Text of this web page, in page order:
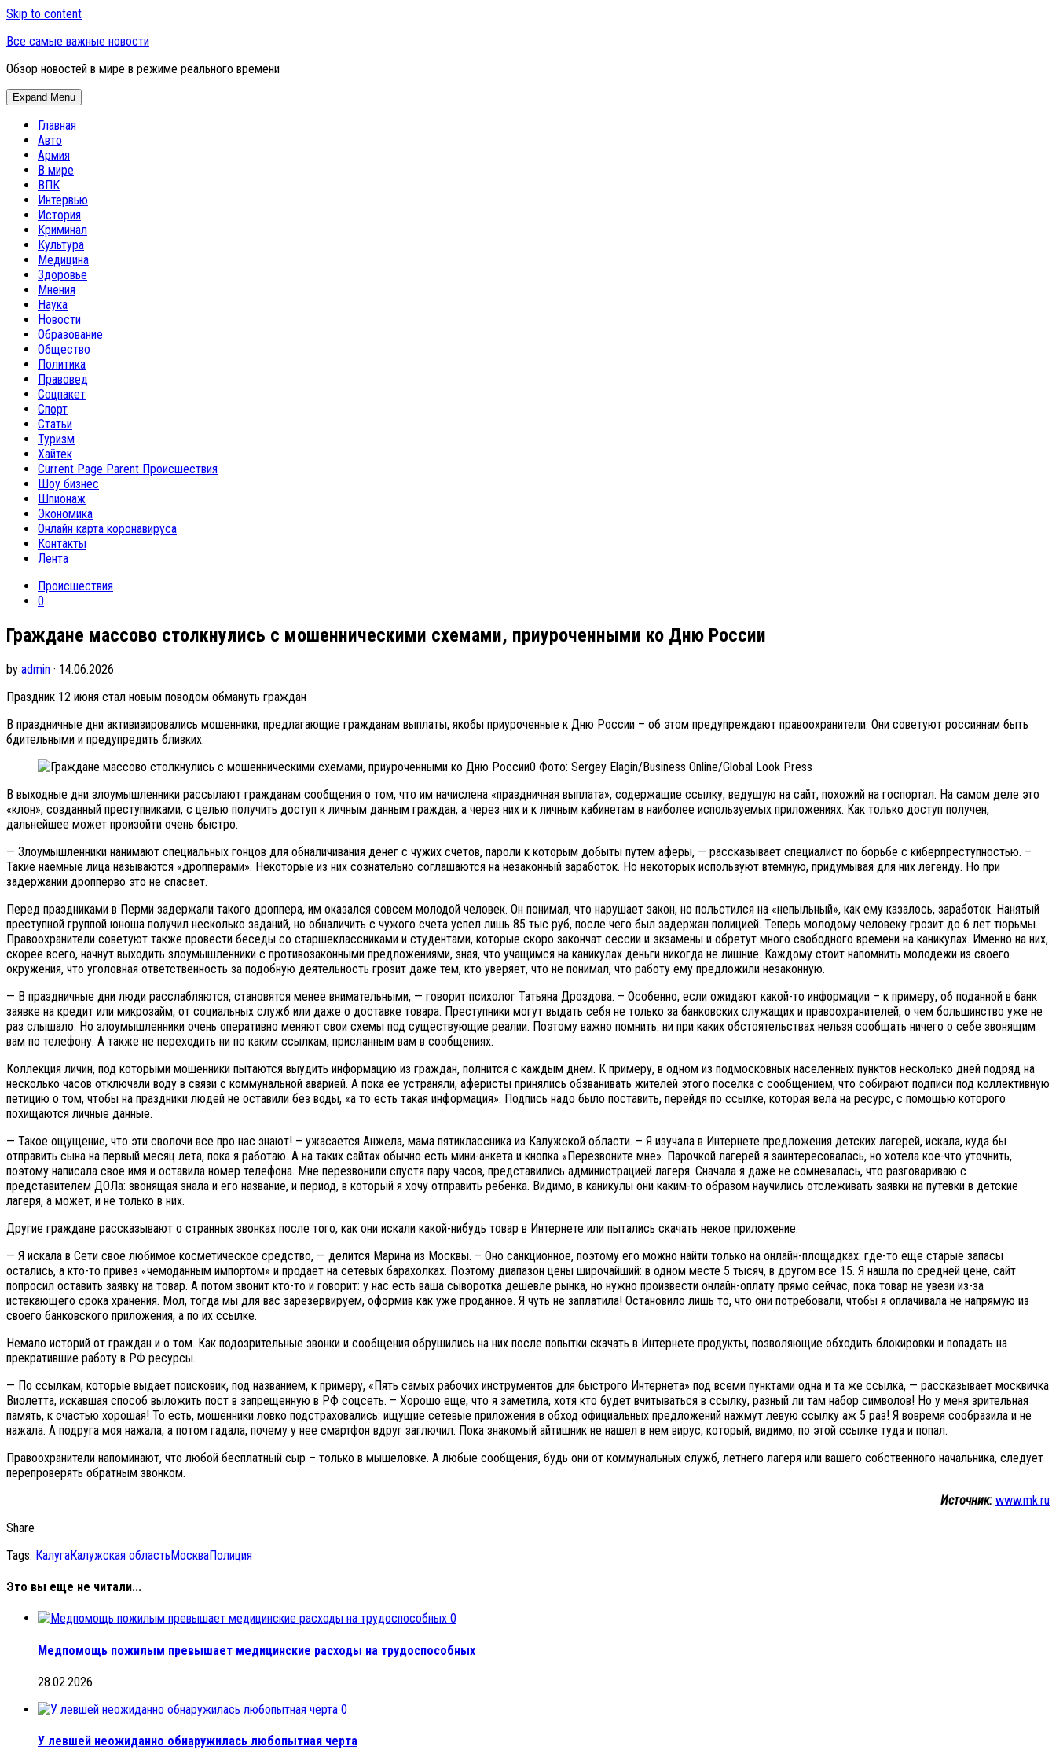
Skip to content
Все самые важные новости
Обзор новостей в мире в режиме реального времени
Expand Menu
Главная
Авто
Армия
В мире
ВПК
Интервью
История
Криминал
Культура
Медицина
Здоровье
Мнения
Наука
Новости
Образование
Общество
Политика
Правовед
Соцпакет
Спорт
Статьи
Туризм
Хайтек
Current Page Parent Происшествия
Шоу бизнес
Шпионаж
Экономика
Онлайн карта коронавируса
Контакты
Лента
Происшествия
0
Граждане массово столкнулись с мошенническими схемами, приуроченными ко Дню России
by admin · 14.06.2026
Праздник 12 июня стал новым поводом обмануть граждан
В праздничные дни активизировались мошенники, предлагающие гражданам выплаты, якобы приуроченные к Дню России – об этом предупреждают правоохранители. Они советуют россиянам быть
бдительными и предупредить близких.
Фото: Sergey Elagin/Business Online/Global Look Press
В выходные дни злоумышленники рассылают гражданам сообщения о том, что им начислена «праздничная выплата», содержащие ссылку, ведущую на сайт, похожий на госпортал. На самом деле это
«клон», созданный преступниками, с целью получить доступ к личным данным граждан, а через них и к личным кабинетам в наиболее используемых приложениях. Как только доступ получен,
дальнейшее может произойти очень быстро.
— Злоумышленники нанимают специальных гонцов для обналичивания денег с чужих счетов, пароли к которым добыты путем аферы, — рассказывает специалист по борьбе с киберпреступностью. –
Такие наемные лица называются «дропперами». Некоторые из них сознательно соглашаются на незаконный заработок. Но некоторых используют втемную, придумывая для них легенду. Но при
задержании дропперво это не спасает.
Перед праздниками в Перми задержали такого дроппера, им оказался совсем молодой человек. Он понимал, что нарушает закон, но польстился на «непыльный», как ему казалось, заработок. Нанятый
преступной группой юноша получил несколько заданий, но обналичить с чужого счета успел лишь 85 тыс руб, после чего был задержан полицией. Теперь молодому человеку грозит до 6 лет тюрьмы.
Правоохранители советуют также провести беседы со старшеклассниками и студентами, которые скоро закончат сессии и экзамены и обретут много свободного времени на каникулах. Именно на них,
скорее всего, начнут выходить злоумышленники с противозаконными предложениями, зная, что учащимся на каникулах деньги никогда не лишние. Каждому стоит напомнить молодежи из своего
окружения, что уголовная ответственность за подобную деятельность грозит даже тем, кто уверяет, что не понимал, что работу ему предложили незаконную.
— В праздничные дни люди расслабляются, становятся менее внимательными, — говорит психолог Татьяна Дроздова. – Особенно, если ожидают какой-то информации – к примеру, об поданной в банк
заявке на кредит или микрозайм, от социальных служб или даже о доставке товара. Преступники могут выдать себя не только за банковских служащих и правоохранителей, о чем большинство уже не
раз слышало. Но злоумышленники очень оперативно меняют свои схемы под существующие реалии. Поэтому важно помнить: ни при каких обстоятельствах нельзя сообщать ничего о себе звонящим
вам по телефону. А также не переходить ни по каким ссылкам, присланным вам в сообщениях.
Коллекция личин, под которыми мошенники пытаются выудить информацию из граждан, полнится с каждым днем. К примеру, в одном из подмосковных населенных пунктов несколько дней подряд на
несколько часов отключали воду в связи с коммунальной аварией. А пока ее устраняли, аферисты принялись обзванивать жителей этого поселка с сообщением, что собирают подписи под коллективную
петицию о том, чтобы на праздники людей не оставили без воды, «а то есть такая информация». Подпись надо было поставить, перейдя по ссылке, которая вела на ресурс, с помощью которого
похищаются личные данные.
— Такое ощущение, что эти сволочи все про нас знают! – ужасается Анжела, мама пятиклассника из Калужской области. – Я изучала в Интернете предложения детских лагерей, искала, куда бы
отправить сына на первый месяц лета, пока я работаю. А на таких сайтах обычно есть мини-анкета и кнопка «Перезвоните мне». Парочкой лагерей я заинтересовалась, но хотела кое-что уточнить,
поэтому написала свое имя и оставила номер телефона. Мне перезвонили спустя пару часов, представились администрацией лагеря. Сначала я даже не сомневалась, что разговариваю с
представителем ДОЛа: звонящая знала и его название, и период, в который я хочу отправить ребенка. Видимо, в каникулы они каким-то образом научились отслеживать заявки на путевки в детские
лагеря, а может, и не только в них.
Другие граждане рассказывают о странных звонках после того, как они искали какой-нибудь товар в Интернете или пытались скачать некое приложение.
— Я искала в Сети свое любимое косметическое средство, — делится Марина из Москвы. – Оно санкционное, поэтому его можно найти только на онлайн-площадках: где-то еще старые запасы
остались, а кто-то привез «чемоданным импортом» и продает на сетевых барахолках. Поэтому диапазон цены широчайший: в одном месте 5 тысяч, в другом все 15. Я нашла по средней цене, сайт
попросил оставить заявку на товар. А потом звонит кто-то и говорит: у нас есть ваша сыворотка дешевле рынка, но нужно произвести онлайн-оплату прямо сейчас, пока товар не увези из-за
истекающего срока хранения. Мол, тогда мы для вас зарезервируем, оформив как уже проданное. Я чуть не заплатила! Остановило лишь то, что они потребовали, чтобы я оплачивала не напрямую из
своего банковского приложения, а по их ссылке.
Немало историй от граждан и о том. Как подозрительные звонки и сообщения обрушились на них после попытки скачать в Интернете продукты, позволяющие обходить блокировки и попадать на
прекратившие работу в РФ ресурсы.
— По ссылкам, которые выдает поисковик, под названием, к примеру, «Пять самых рабочих инструментов для быстрого Интернета» под всеми пунктами одна и та же ссылка, — рассказывает москвичка
Виолетта, искавшая способ выложить пост в запрещенную в РФ соцсеть. – Хорошо еще, что я заметила, хотя кто будет вчитываться в ссылку, разный ли там набор символов! Но у меня зрительная
память, к счастью хорошая! То есть, мошенники ловко подстраховались: ищущие сетевые приложения в обход официальных предложений нажмут левую ссылку аж 5 раз! Я вовремя сообразила и не
нажала. А подруга моя нажала, а потом гадала, почему у нее смартфон вдруг заглючил. Пока знакомый айтишник не нашел в нем вирус, который, видимо, по этой ссылке туда и попал.
Правоохранители напоминают, что любой бесплатный сыр – только в мышеловке. А любые сообщения, будь они от коммунальных служб, летнего лагеря или вашего собственного начальника, следует
перепроверять обратным звонком.
Источник: www.mk.ru
Share
Tags: КалугаКалужская областьМоскваПолиция
Это вы еще не читали...
0
Медпомощь пожилым превышает медицинские расходы на трудоспособных
28.02.2026
0
У левшей неожиданно обнаружилась любопытная черта